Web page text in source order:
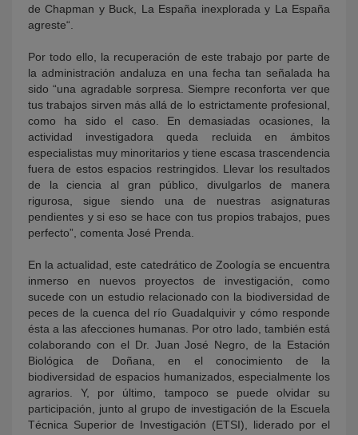
de Chapman y Buck, La España inexplorada y La España
agreste“.
Por todo ello, la recuperación de este trabajo por parte de
la administración andaluza en una fecha tan señalada ha
sido “una agradable sorpresa. Siempre reconforta ver que
tus trabajos sirven más allá de lo estrictamente profesional,
como ha sido el caso. En demasiadas ocasiones, la
actividad investigadora queda recluida en ámbitos
especialistas muy minoritarios y tiene escasa trascendencia
fuera de estos espacios restringidos. Llevar los resultados
de la ciencia al gran público, divulgarlos de manera
rigurosa, sigue siendo una de nuestras asignaturas
pendientes y si eso se hace con tus propios trabajos, pues
perfecto”, comenta José Prenda.
En la actualidad, este catedrático de Zoología se encuentra
inmerso en nuevos proyectos de investigación, como
sucede con un estudio relacionado con la biodiversidad de
peces de la cuenca del río Guadalquivir y cómo responde
ésta a las afecciones humanas. Por otro lado, también está
colaborando con el Dr. Juan José Negro, de la Estación
Biológica de Doñana, en el conocimiento de la
biodiversidad de espacios humanizados, especialmente los
agrarios. Y, por último, tampoco se puede olvidar su
participación, junto al grupo de investigación de la Escuela
Técnica Superior de Investigación (ETSI), liderado por el